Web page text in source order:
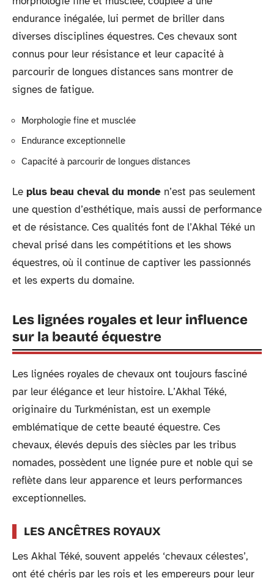
endurance inégalée, lui permet de briller dans
diverses disciplines équestres. Ces chevaux sont
connus pour leur résistance et leur capacité à
parcourir de longues distances sans montrer de
signes de fatigue.
Morphologie fine et musclée
Endurance exceptionnelle
Capacité à parcourir de longues distances
Le plus beau cheval du monde n’est pas seulement
une question d’esthétique, mais aussi de performance
et de résistance. Ces qualités font de l’Akhal Téké un
cheval prisé dans les compétitions et les shows
équestres, où il continue de captiver les passionnés
et les experts du domaine.
Les lignées royales et leur influence
sur la beauté équestre
Les lignées royales de chevaux ont toujours fasciné
par leur élégance et leur histoire. L’Akhal Téké,
originaire du Turkménistan, est un exemple
emblématique de cette beauté équestre. Ces
chevaux, élevés depuis des siècles par les tribus
nomades, possèdent une lignée pure et noble qui se
reflète dans leur apparence et leurs performances
exceptionnelles.
LES ANCÊTRES ROYAUX
Les Akhal Téké, souvent appelés ‘chevaux célestes’,
ont été chéris par les rois et les empereurs pour leur